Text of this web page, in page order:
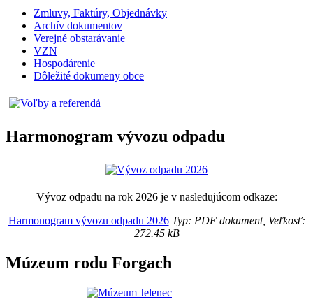
Zmluvy, Faktúry, Objednávky
Archív dokumentov
Verejné obstarávanie
VZN
Hospodárenie
Dôležité dokumeny obce
Harmonogram vývozu odpadu
Vývoz odpadu na rok 2026 je v nasledujúcom odkaze:
Harmonogram vývozu odpadu 2026Typ: PDF dokument, Veľkosť:
272.45 kB
Múzeum rodu Forgach